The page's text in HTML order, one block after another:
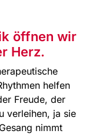
öffnen wir
Herz.
helfen
Freude, der
verleihen, ja sie
nimmt